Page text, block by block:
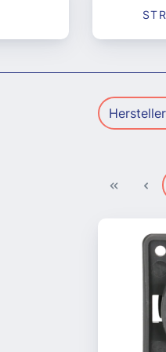
Hersteller